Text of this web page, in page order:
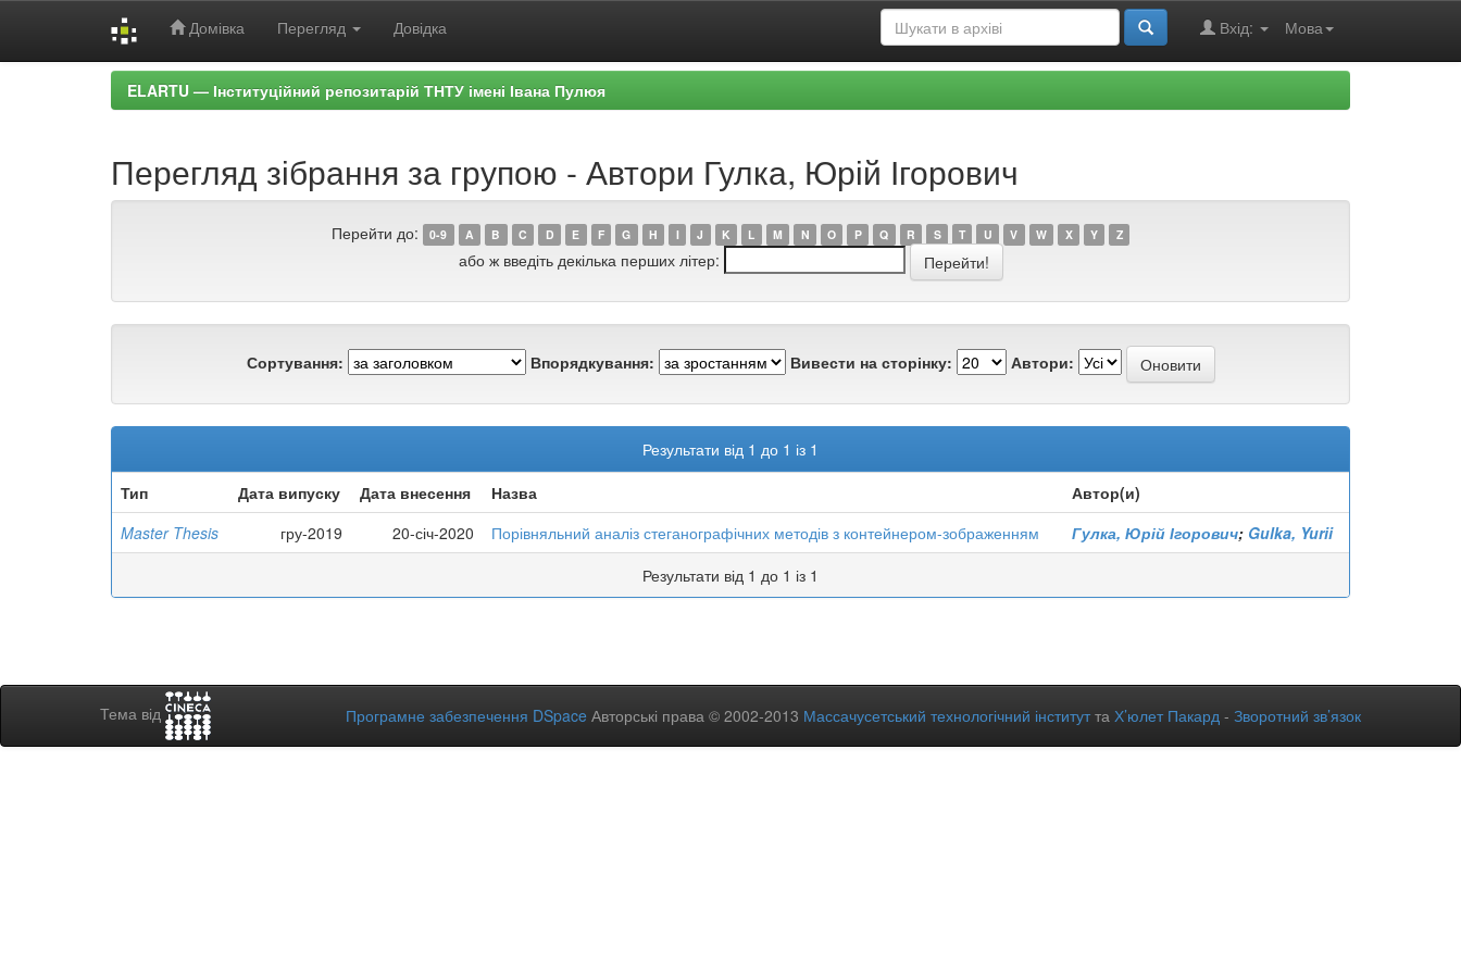
Домівка Перегляд Довідка Мова
Вхід:
ELARTU — Інституційний репозитарій ТНТУ імені Івана Пулюя
Перегляд зібрання за групою - Автори Гулка, Юрій Ігорович
Перейти до: 0-9 A B C D E F G H I J K L M N O P Q R S T U V W X Y Z
або ж введіть декілька перших літер:
Сортування: Впорядкування: Вивести на сторінку: Автори:
Результати від 1 до 1 із 1
Тип
Дата випуску Дата внесення Назва
Автор(и)
Master Thesis
гру-2019 20-січ-2020 Порівняльний аналіз стеганографічних методів з контейнером-зображенням Гулка, Юрій Ігорович; Gulka, Yurii
Результати від 1 до 1 із 1
Тема від Програмне забезпечення DSpace Авторські права © 2002-2013 Массачусетський технологічний інститутта Х’юлет Пакард - Зворотний зв’язок